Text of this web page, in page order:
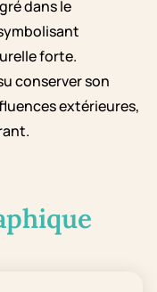
dans le
forte.
conserver son
extérieures,